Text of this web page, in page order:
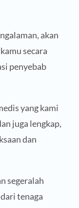
akan
secara
penyebab
yang kami
juga lengkap,
dan
segeralah
tenaga